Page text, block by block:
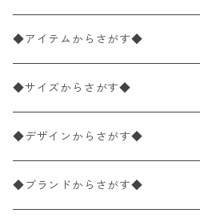
◆アイテムからさがす◆
ペーパーナプキン2枚バラ売り
ペーパーナプキン1枚バラ売り
ペーパーナプキン20枚入りパック
◆サイズからさがす◆
33×33cm（ランチサイズ）
バラ売り
25×25cm（カクテルサイズ）
◆デザインからさがす◆
花柄
◆ブランドからさがす◆